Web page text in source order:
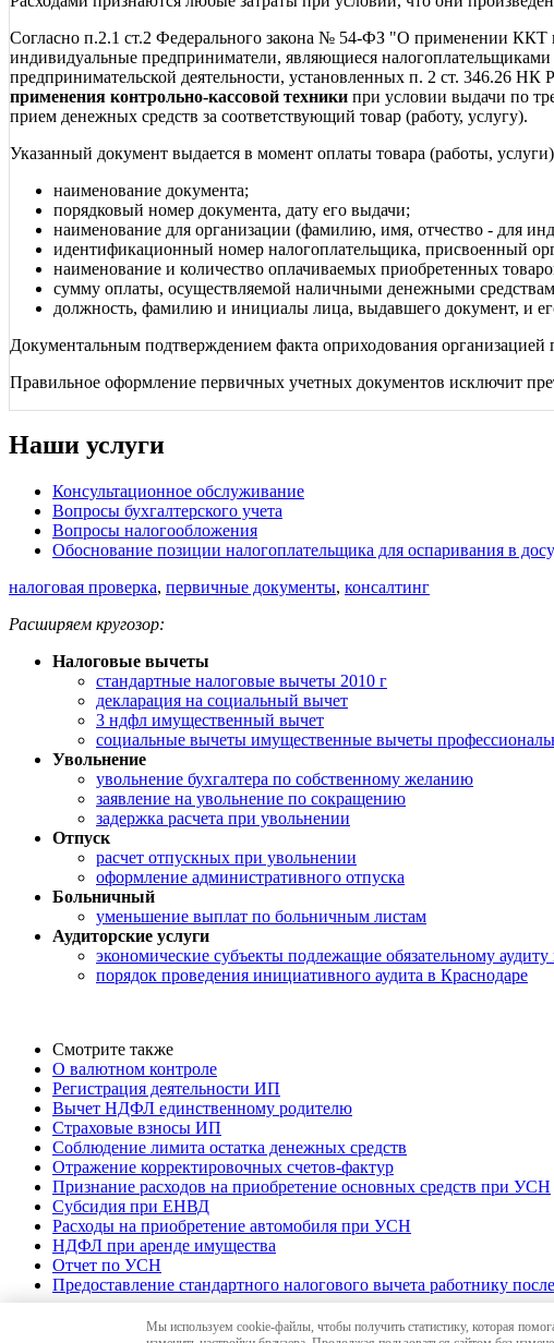
Согласно п.2.1 ст.2 Федерального закона № 54-ФЗ "О применении ККТ
индивидуальные предприниматели, являющиеся
предпринимательской деятельности, установленных п. 2 ст. 346.26
применения контрольно-кассовой техники при условии выдачи по
прием денежных средств за соответствующий товар (работу, услугу).
Указанный документ выдается в момент оплаты товара (работы,
наименование документа;
порядковый номер документа, дату его выдачи;
наименование для организации (фамилию, имя, отчество - для
идентификационный номер налогоплательщика, присвоенный
наименование и количество оплачиваемых приобретенных
сумму оплаты, осуществляемой наличными денежными
должность, фамилию и инициалы лица, выдавшего документ, и
Документальным подтверждением факта оприходования
Правильное оформление первичных учетных документов исключит
Наши услуги
Консультационное обслуживание
Вопросы бухгалтерского учета
Вопросы налогообложения
Обоснование позиции налогоплательщика для оспаривания в
налоговая проверка, первичные документы, консалтинг
Расширяем кругозор:
Налоговые вычеты
стандартные налоговые вычеты 2010 г
декларация на социальный вычет
3 ндфл имущественный вычет
социальные вычеты имущественные вычеты
Увольнение
увольнение бухгалтера по собственному желанию
заявление на увольнение по сокращению
задержка расчета при увольнении
Отпуск
расчет отпускных при увольнении
оформление административного отпуска
Больничный
уменьшение выплат по больничным листам
Аудиторские услуги
экономические субъекты подлежащие обязательному аудиту
порядок проведения инициативного аудита в Краснодаре
Смотрите также
О валютном контроле
Регистрация деятельности ИП
Вычет НДФЛ единственному родителю
Страховые взносы ИП
Соблюдение лимита остатка денежных средств
Отражение корректировочных счетов-фактур
Признание расходов на приобретение основных средств при УСН
Субсидия при ЕНВД
Расходы на приобретение автомобиля при УСН
НДФЛ при аренде имущества
Отчет по УСН
Предоставление стандартного налогового вычета работнику
Мы используем cookie-файлы, чтобы получить статистику, которая